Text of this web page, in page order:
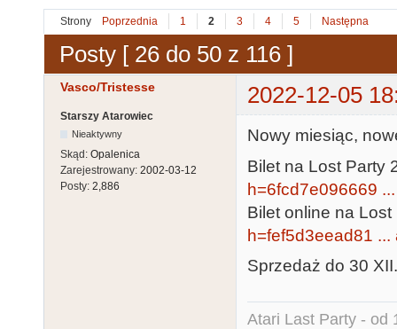
Strony Poprzednia 1 2 3 4 5 Następna
Posty [ 26 do 50 z 116 ]
Vasco/Tristesse 2022-12-05
Starszy Atarowiec
Nieaktywny
Skąd: Opalenica
Zarejestrowany: 2002-03-12
Posty: 2,886
Nowy miesiąc,
Bilet na Lost Party
h=6fcd7e096669
Bilet online na
h=fef5d3eead81
Sprzedaż do 30 XII.
Atari Last Party - od